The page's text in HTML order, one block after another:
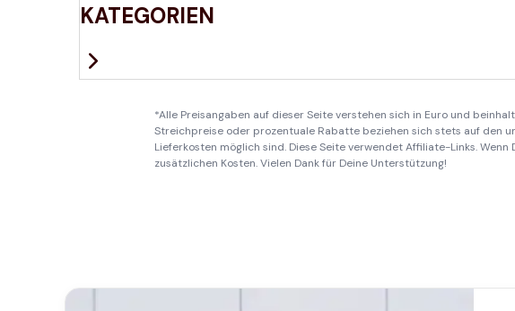
KATEGORIEN
*Alle Preisangaben auf dieser Seite verstehen sich in Euro und
Streichpreise oder prozentuale Rabatte beziehen sich stets auf den
Lieferkosten möglich sind. Diese Seite verwendet Affiliate-Links.
zusätzlichen Kosten. Vielen Dank für Deine Unterstützung!